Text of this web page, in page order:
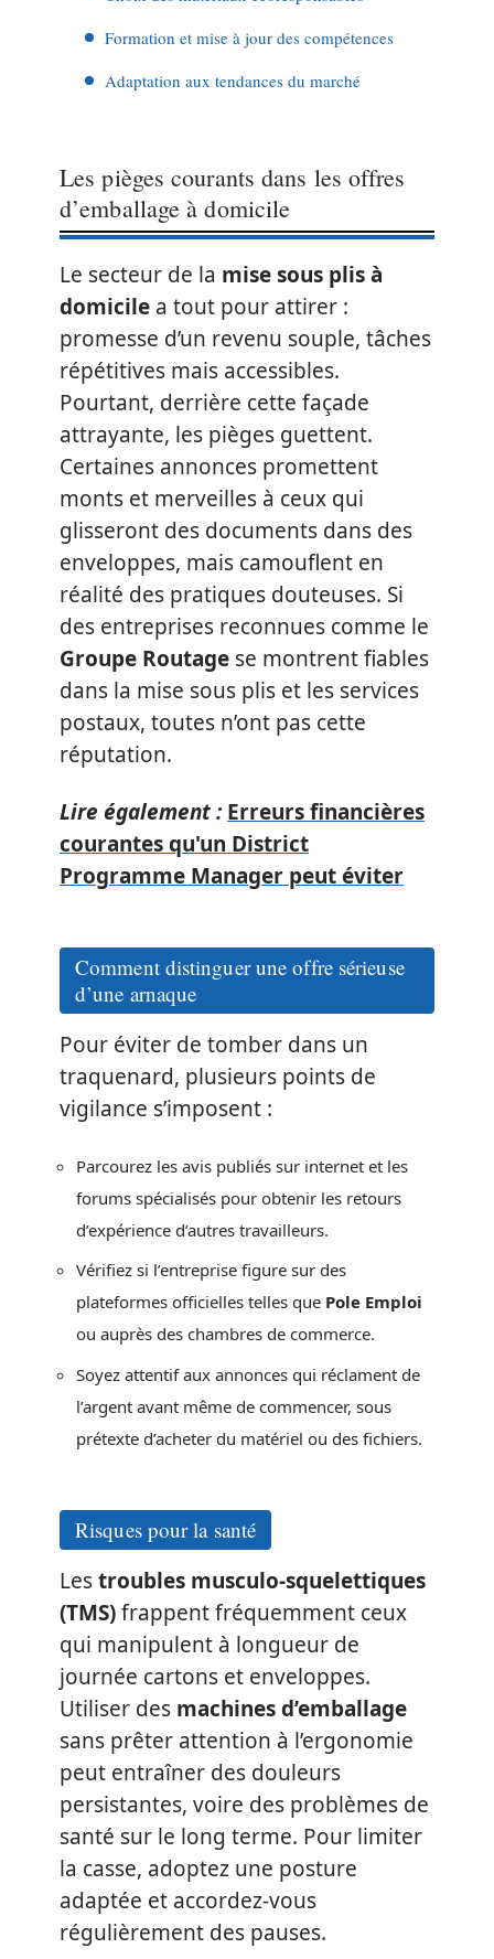
Formation et mise à jour des compétences
Adaptation aux tendances du marché
Les pièges courants dans les offres
d’emballage à domicile
Le secteur de la mise sous plis à
domicile a tout pour attirer :
promesse d’un revenu souple, tâches
répétitives mais accessibles.
Pourtant, derrière cette façade
attrayante, les pièges guettent.
Certaines annonces promettent
monts et merveilles à ceux qui
glisseront des documents dans des
enveloppes, mais camouflent en
réalité des pratiques douteuses. Si
des entreprises reconnues comme le
Groupe Routage se montrent fiables
dans la mise sous plis et les services
postaux, toutes n’ont pas cette
réputation.
Lire également : Erreurs financières
courantes qu'un District
Programme Manager peut éviter
Comment distinguer une offre sérieuse
d’une arnaque
Pour éviter de tomber dans un
traquenard, plusieurs points de
vigilance s’imposent :
Parcourez les avis publiés sur internet et les
forums spécialisés pour obtenir les retours
d’expérience d’autres travailleurs.
Vérifiez si l’entreprise figure sur des
plateformes officielles telles que Pole Emploi
ou auprès des chambres de commerce.
Soyez attentif aux annonces qui réclament de
l’argent avant même de commencer, sous
prétexte d’acheter du matériel ou des fichiers.
Risques pour la santé
Lestroubles musculo-squelettiques
(TMS)frappent fréquemment ceux
qui manipulent à longueur de
journée cartons et enveloppes.
Utiliser des machines d’emballage
sans prêter attention à l’ergonomie
peut entraîner des douleurs
persistantes, voire des problèmes de
santé sur le long terme. Pour limiter
la casse, adoptez une posture
adaptée et accordez-vous
régulièrement des pauses.